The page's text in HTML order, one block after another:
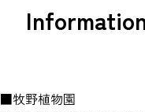
■牧野植物園